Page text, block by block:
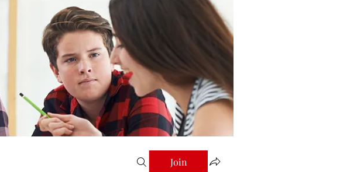
Join